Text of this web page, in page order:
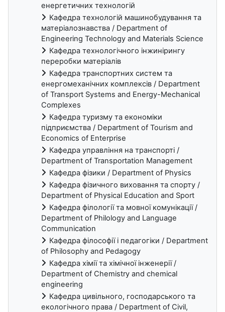
енергетичних технологій
Кафедра технологій машинобудування та
матеріалознавства / Department of
Engineering Technology and Materials Science
Кафедра технологічного інжинірингу
переробки матеріалів
Кафедра транспортних систем та
енергомеханічних комплексів / Department
of Transport Systems and Energy-Mechanical
Complexes
Кафедра туризму та економіки
підприємства / Department of Tourism and
Economics of Enterprise
Кафедра управління на транспорті /
Department of Transportation Management
Кафедра фізики / Department of Physics
Кафедра фізичного виховання та спорту /
Department of Physical Education and Sport
Кафедра філології та мовної комунікації /
Department of Philology and Language
Communication
Кафедра філософії і педагогіки / Department
of Philosophy and Pedagogy
Кафедра хімії та хімічної інженерії /
Department of Chemistry and chemical
engineering
Кафедра цивільного, господарського та
екологічного права / Department of Civil,